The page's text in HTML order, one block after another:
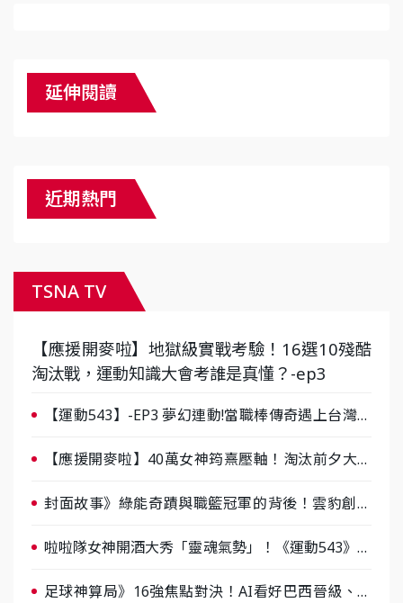
延伸閱讀
近期熱門
TSNA TV
【應援開麥啦】地獄級實戰考驗！16選10殘酷
淘汰戰，運動知識大會考誰是真懂？-ep3
【運動543】-EP3 夢幻連動!當職棒傳奇遇上台灣女
【應援開麥啦】40萬女神筠熹壓軸！淘汰前夕大混
封面故事》綠能奇蹟與職籃冠軍的背後！雲豹創辦
啦啦隊女神開酒大秀「靈魂氣勢」！《運動543》微
足球神算局》16強焦點對決！AI看好巴西晉級、數